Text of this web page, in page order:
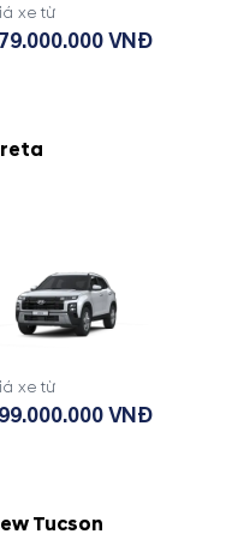
xe từ
VNĐ
xe từ
VNĐ
Tucson